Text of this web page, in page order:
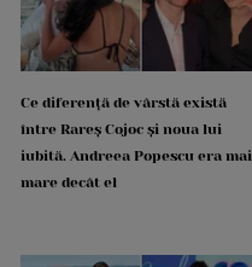
Ce diferență de vârstă există
între Rareș Cojoc și noua lui
iubită. Andreea Popescu era mai
mare decât el